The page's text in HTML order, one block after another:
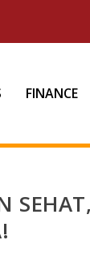
FINANCE